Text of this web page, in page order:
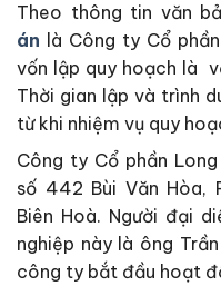
Theo thông tin văn
án là Công ty Cổ
vốn lập quy hoạch là
Thời gian lập và trình
từ khi nhiệm vụ quy
Công ty Cổ phần
số 442 Bùi Văn Hòa,
Biên Hoà. Người đại
nghiệp này là ông
công ty bắt đầu hoạt